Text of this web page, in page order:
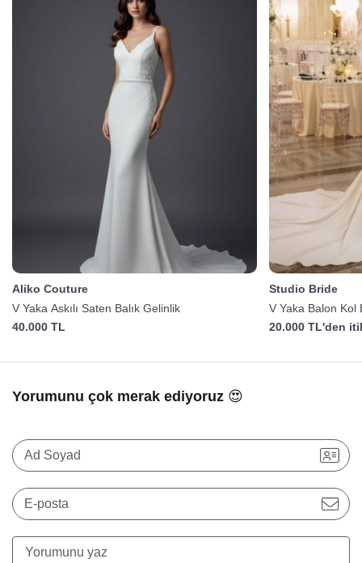
Aliko Couture
V Yaka Askılı Saten Balık Gelinlik
40.000 TL
Studio Bride
V Yaka Balon Kol
20.000 TL'den
Yorumunu çok merak ediyoruz 😍
Ad Soyad
E-posta